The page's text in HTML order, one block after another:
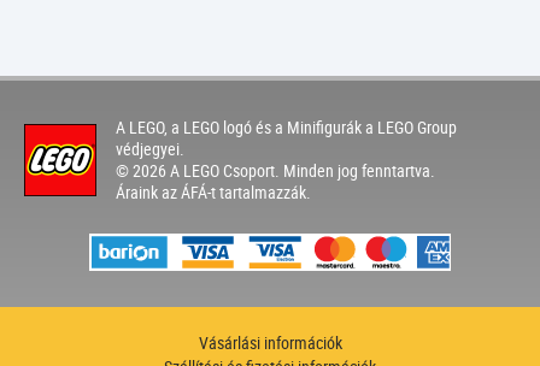
A LEGO, a LEGO logó és a Minifigurák a LEGO Group
védjegyei.
© 2026 A LEGO Csoport. Minden jog fenntartva.
Áraink az ÁFÁ-t tartalmazzák.
Vásárlási információk